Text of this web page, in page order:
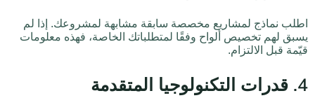
اطلب نماذج لمشاريع مخصصة سابقة مشابهة لمشروعك. إذا لم
يسبق لهم تخصيص ألواح وفقًا لمتطلباتك الخاصة، فهذه معلومات
قيّمة قبل الالتزام.
4. قدرات التكنولوجيا المتقدمة